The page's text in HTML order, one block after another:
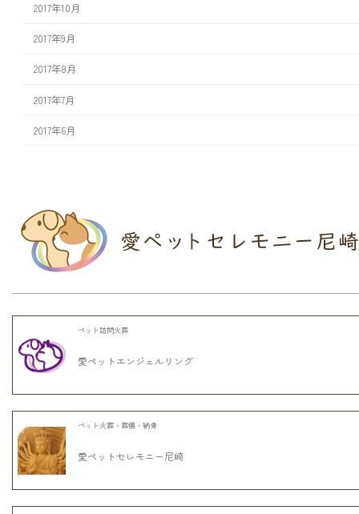
2017年10月
2017年9月
2017年8月
2017年7月
2017年6月
ペット訪問火葬
愛ペットエンジェルリング
ペット火葬・葬儀・納骨
愛ペットセレモニー尼崎